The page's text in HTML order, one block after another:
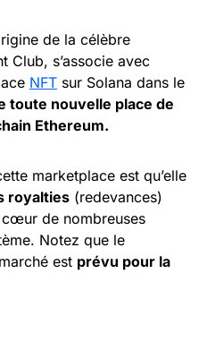
de la célèbre
Club, s’associe avec
NFT sur Solana dans le
toute nouvelle place de
Ethereum.
marketplace est qu’elle
royalties (redevances)
de nombreuses
Notez que le
est prévu pour la